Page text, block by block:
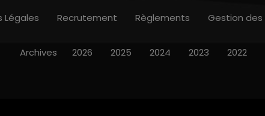
Légales Recrutement Règlements Gestion des
Archives 2026 2025 2024 2023 2022